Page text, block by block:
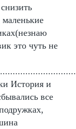
это чуть не
История и
все